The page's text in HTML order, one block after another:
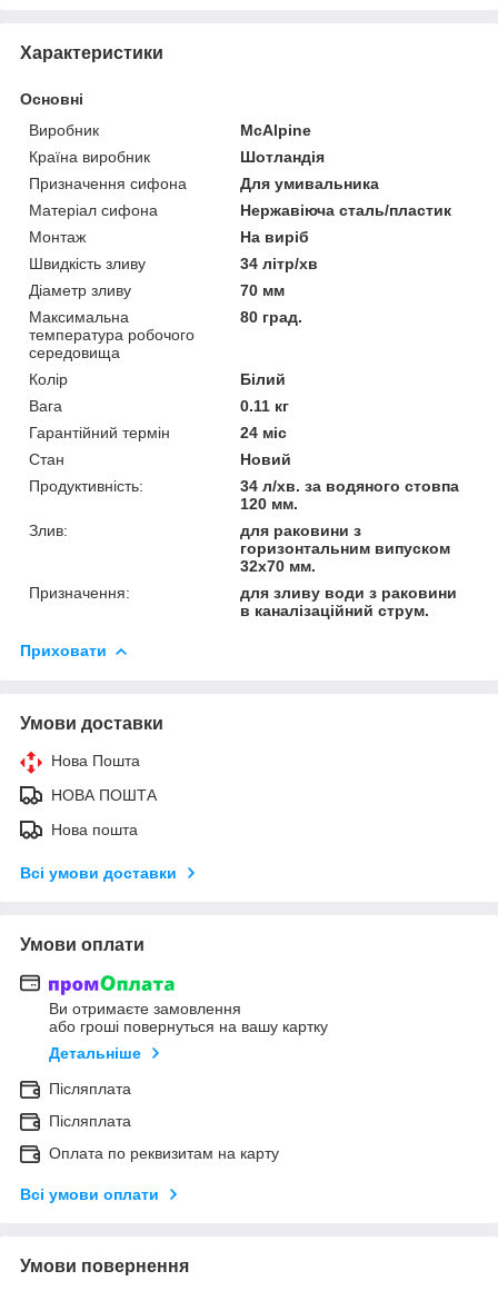
Характеристики
Основні
Виробник
McAlpine
Країна виробник
Шотландія
Призначення сифона
Для умивальника
Матеріал сифона
Нержавіюча сталь/пластик
Монтаж
На виріб
Швидкість зливу
34 літр/хв
Діаметр зливу
70 мм
Максимальна
температура робочого
середовища
80 град.
Колір
Білий
Вага
0.11 кг
Гарантійний термін
24 міс
Стан
Новий
Продуктивність:
34 л/хв. за водяного стовпа
120 мм.
Злив:
для раковини з
горизонтальним випуском
32x70 мм.
Призначення:
для зливу води з раковини
в каналізаційний струм.
Приховати
Умови доставки
Нова Пошта
НОВА ПОШТА
Нова пошта
Всі умови доставки
Умови оплати
Ви отримаєте замовлення
або гроші повернуться на вашу картку
Детальніше
Післяплата
Післяплата
Оплата по реквизитам на карту
Всі умови оплати
Умови повернення